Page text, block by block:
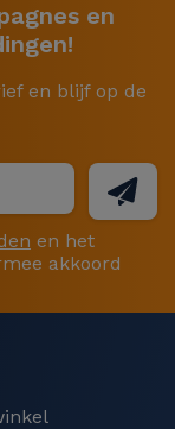
en
en blijf op de
en het
akkoord